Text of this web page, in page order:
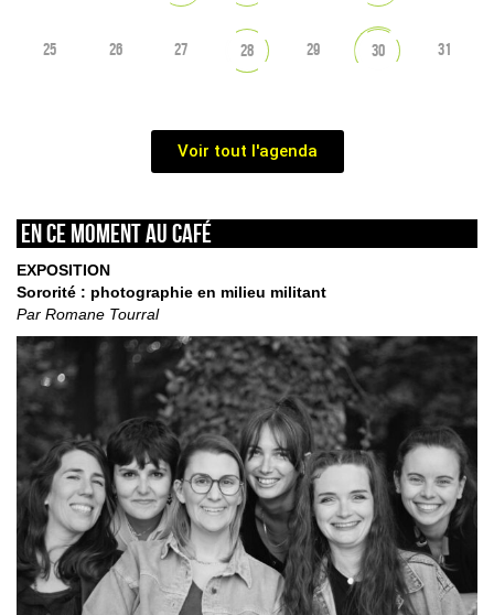
25 26 27 28 29 30 31
Voir tout l'agenda
En ce moment au café
EXPOSITION
Sororité : photographie en milieu militant
Par Romane Tourral